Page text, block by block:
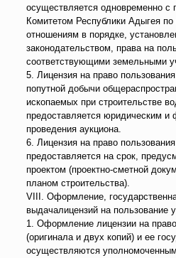
осуществляется одновременно с
Комитетом Республики Адыгея
отношениям в порядке,
законодательством, права на
соответствующими земельными
5. Лицензия на право
попутной добычи
ископаемых при строительстве
предоставляется юридическим и
проведения аукциона.
6. Лицензия на право
предоставляется на срок,
проектом (проектно-сметной
планом строительства).
VIII. Оформление,
выдачалицензий на пользование
1. Оформление лицензии на
(оригинала и двух копий) и ее
осуществляются